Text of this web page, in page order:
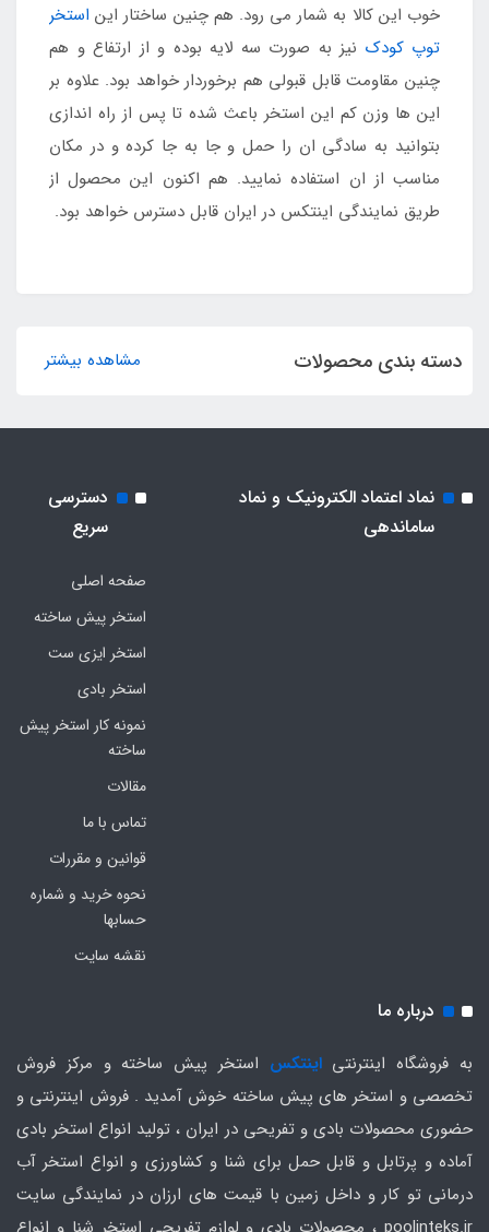
خوب این کالا به شمار می رود. هم چنین ساختار این استخر
توپ کودک نیز به صورت سه لایه بوده و از ارتفاع و هم
چنین مقاومت قابل قبولی هم برخوردار خواهد بود. علاوه بر
این ها وزن کم این استخر باعث شده تا پس از راه اندازی
بتوانید به سادگی ان را حمل و جا به جا کرده و در مکان
مناسب از ان استفاده نمایید. هم اکنون این محصول از
طریق نمایندگی اینتکس در ایران قابل دسترس خواهد بود.
دسته بندی محصولات مشاهده بیشتر
نماد اعتماد الکترونیک و نماد
ساماندهی
دسترسی
سریع
صفحه اصلی
استخر پیش ساخته
استخر ایزی ست
استخر بادی
نمونه کار استخر پیش
ساخته
مقالات
تماس با ما
قوانین و مقررات
نحوه خرید و شماره
حسابها
نقشه سایت
درباره ما
به فروشگاه اینترنتیاینتکس استخر پیش ساخته و مرکز فروش
تخصصی و استخر های پیش ساخته خوش آمدید . فروش اینترنتی و
حضوری محصولات بادی و تفریحی در ایران ، تولید انواع استخر بادی
آماده و پرتابل و قابل حمل برای شنا و کشاورزی و انواع استخر آب
درمانی تو کار و داخل زمین با قیمت های ارزان در نمایندگی سایت